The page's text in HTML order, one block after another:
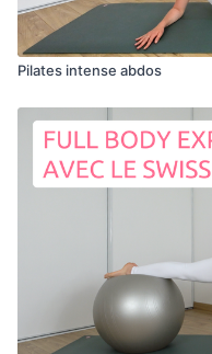
Pilates intense abdos